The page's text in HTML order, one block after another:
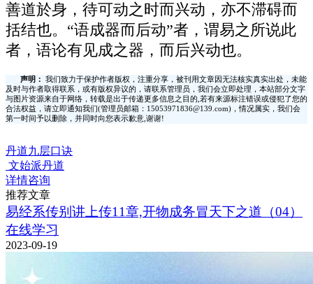
善道於身，待可动之时而兴动，亦不滞碍而
括结也。“语成器而后动”者，谓易之所说此
者，语论有见成之器，而后兴动也。
声明：
我们致力于保护作者版权，注重分享，被刊用文章因无法核实真实出处，未能
及时与作者取得联系，或有版权异议的，请联系管理员，我们会立即处理，本站部分文字
与图片资源来自于网络，转载是出于传递更多信息之目的,若有来源标注错误或侵犯了您的
合法权益，请立即通知我们(管理员邮箱：15053971836@139.com)，情况属实，我们会
第一时间予以删除，并同时向您表示歉意,谢谢!
丹道九层口诀
文始派丹道
详情咨询
推荐文章
易经系传别讲上传11章,开物成务冒天下之道（04）
在线学习
2023-09-19